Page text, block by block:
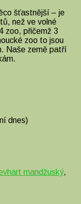
šťastnější – je
než ve volné
zoo, přičemž 3
zoo to jsou
Naše země patří
dnes)
mandžuský,